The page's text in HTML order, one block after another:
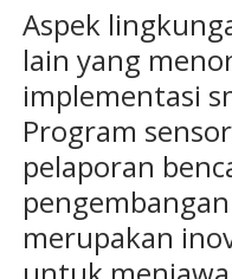
Aspek
lain yang
implementasi
Program
pelaporan
merupakan